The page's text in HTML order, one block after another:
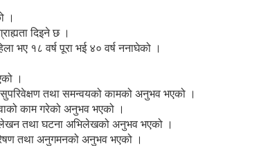
।
दिइने छ ।
भए १८ वर्ष पूरा भई ४० वर्ष ननाघेको ।
।
तथा समन्वयको कामको अनुभव भएको ।
काम गरेको अनुभव भएको ।
तथा घटना अभिलेखको अनुभव भएको ।
तथा अनुगमनको अनुभव भएको ।